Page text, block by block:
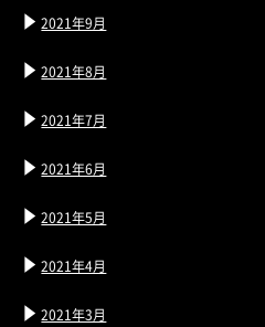
2021年9月
2021年8月
2021年7月
2021年6月
2021年5月
2021年4月
2021年3月